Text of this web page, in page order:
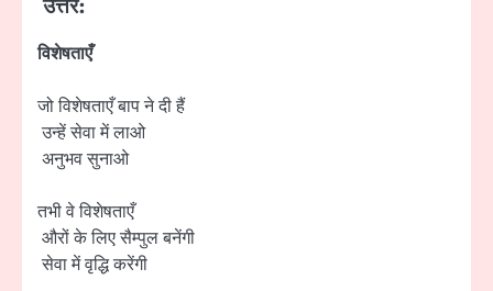
उत्तर:
विशेषताएँ
जो विशेषताएँ बाप ने दी हैं
उन्हें सेवा में लाओ
अनुभव सुनाओ
तभी वे विशेषताएँ
औरों के लिए सैम्पुल बनेंगी
सेवा में वृद्धि करेंगी